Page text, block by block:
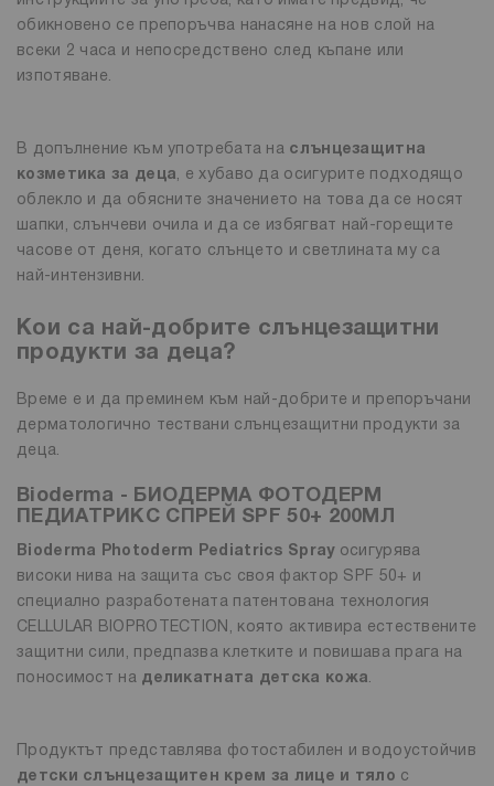
обикновено се препоръчва нанасяне на нов слой на
всеки 2 часа и непосредствено след къпане или
изпотяване.
В допълнение към употребата на слънцезащитна
козметика за деца, е хубаво да осигурите подходящо
облекло и да обясните значението на това да се носят
шапки, слънчеви очила и да се избягват най-горещите
часове от деня, когато слънцето и светлината му са
най-интензивни.
Кои са най-добрите слънцезащитни
продукти за деца?
Време е и да преминем към най-добрите и препоръчани
дерматологично тествани слънцезащитни продукти за
деца.
Bioderma - БИОДЕРМА ФОТОДЕРМ
ПЕДИАТРИКС СПРЕЙ SPF 50+ 200МЛ
Bioderma Photoderm Pediatrics Sprayосигурява
високи нива на защита със своя фактор SPF 50+ и
специално разработената патентована технология
CELLULAR BIOPROTECTION, която активира естествените
защитни сили, предпазва клетките и повишава прага на
поносимост на деликатната детска кожа.
Продуктът представлява фотостабилен и водоустойчив
детски слънцезащитен крем за лице и тяло с